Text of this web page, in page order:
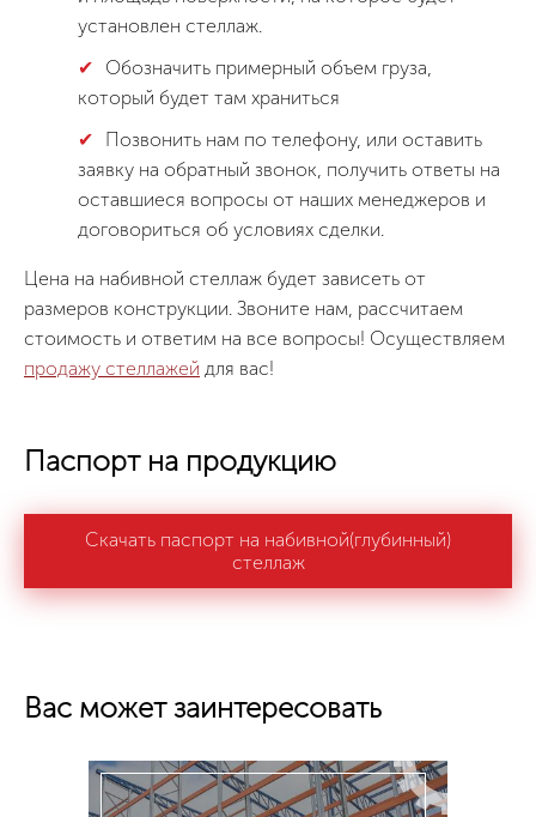
установлен стеллаж.
Обозначить примерный объем груза,
который будет там храниться
Позвонить нам по телефону, или оставить
заявку на обратный звонок, получить ответы на
оставшиеся вопросы от наших менеджеров и
договориться об условиях сделки.
Цена на набивной стеллаж будет зависеть от
размеров конструкции. Звоните нам, рассчитаем
стоимость и ответим на все вопросы! Осуществляем
продажу стеллажей для вас!
Паспорт на продукцию
Скачать паспорт на набивной(глубинный)
стеллаж
Вас может заинтересовать